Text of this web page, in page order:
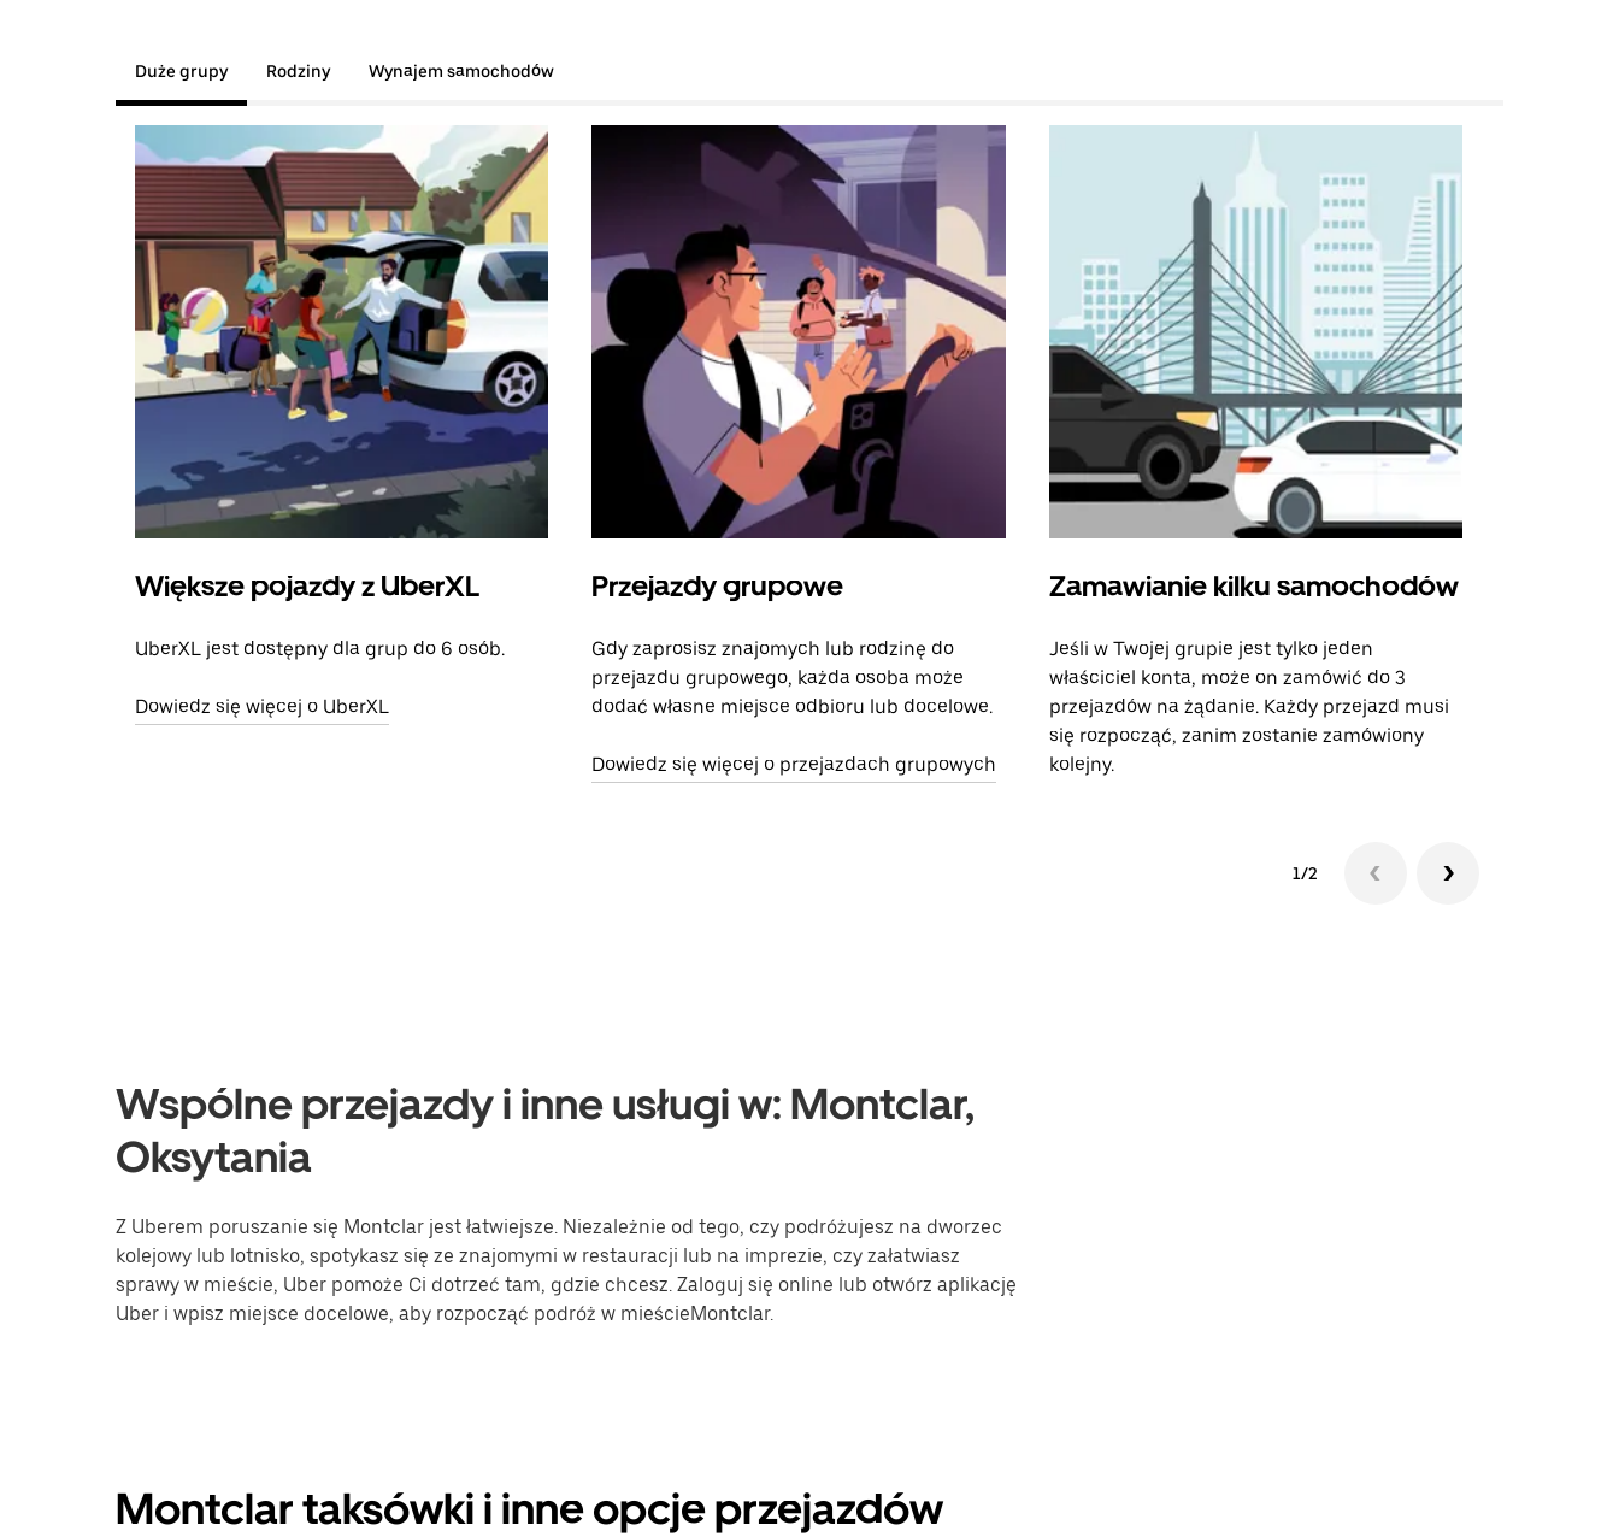
Duże grupy Rodziny Wynajem samochodów
Większe pojazdy z UberXL
UberXL jest dostępny dla grup do 6 osób.
Dowiedz się więcej o UberXL
Przejazdy grupowe
Gdy zaprosisz znajomych lub rodzinę do
przejazdu grupowego, każda osoba może
dodać własne miejsce odbioru lub docelowe.
Dowiedz się więcej o przejazdach grupowych
Zamawianie kilku samochodów
Jeśli w Twojej grupie jest tylko jeden
właściciel konta, może on zamówić do 3
przejazdów na żądanie. Każdy przejazd musi
się rozpocząć, zanim zostanie zamówiony
kolejny.
1/2
Wspólne przejazdy i inne usługi w: Montclar,
Oksytania
Z Uberem poruszanie się Montclar jest łatwiejsze. Niezależnie od tego, czy podróżujesz na dworzec
kolejowy lub lotnisko, spotykasz się ze znajomymi w restauracji lub na imprezie, czy załatwiasz
sprawy w mieście, Uber pomoże Ci dotrzeć tam, gdzie chcesz. Zaloguj się online lub otwórz aplikację
Uber i wpisz miejsce docelowe, aby rozpocząć podróż w mieścieMontclar.
Montclar taksówki i inne opcje przejazdów